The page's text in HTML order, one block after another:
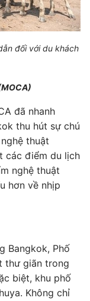
đối với du khách
đã nhanh
thu hút sự chú
thuật
các điểm du lịch
nghệ thuật
hơn về nhịp
Bangkok, Phố
thư giãn trong
biệt, khu phố
Không chỉ